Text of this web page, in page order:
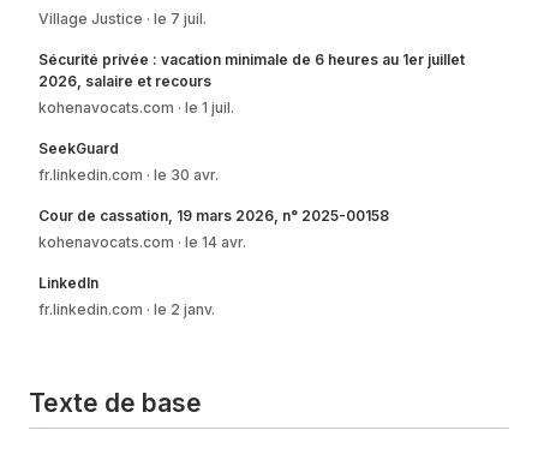
Village Justice
le 7 juil.
Sécurité privée : vacation minimale de 6 heures au 1er juillet
2026, salaire et recours
kohenavocats.com
le 1 juil.
SeekGuard
fr.linkedin.com
le 30 avr.
Cour de cassation, 19 mars 2026, n° 2025-00158
kohenavocats.com
le 14 avr.
LinkedIn
fr.linkedin.com
le 2 janv.
Texte de base